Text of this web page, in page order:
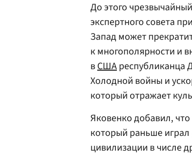
До этого
экспертного совета при
Запад может
к многополярности и
вСШАреспубликанца
Холодной войны и
который отражает
Яковенко добавил, что
который раньше
цивилизации в числе